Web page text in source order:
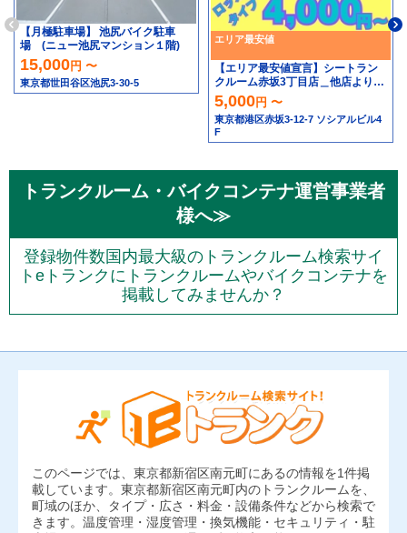
【月極駐車場】 池尻バイク駐車
場 (ニュー池尻マンション１階)
15,000円 〜
東京都世田谷区池尻3-30-5
エリア最安値
【エリア最安値宣言】シートラン
クルーム赤坂3丁目店＿他店より高
ければ安くします！！
5,000円 〜
東京都港区赤坂3-12-7 ソシアルビル4
F
トランクルーム・バイクコンテナ運営事業者
様へ≫
登録物件数国内最大級のトランクルーム検索サイ
トeトランクにトランクルームやバイクコンテナを
掲載してみませんか？
このページでは、東京都新宿区南元町にあるの情報を1件掲
載しています。東京都新宿区南元町内のトランクルームを、
町域のほか、タイプ・広さ・料金・設備条件などから検索で
きます。温度管理・湿度管理・換気機能・セキュリティ・駐